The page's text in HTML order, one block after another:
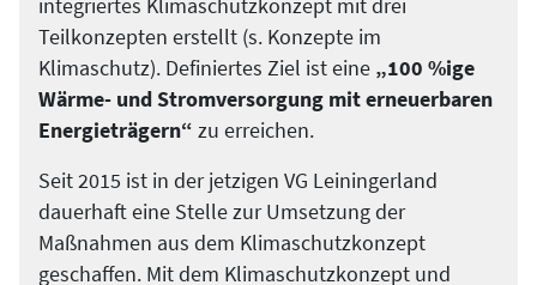
integriertes Klimaschutzkonzept mit drei
Teilkonzepten erstellt (s. Konzepte im
Klimaschutz). Definiertes Ziel ist eine „100 %ige
Wärme- und Stromversorgung mit erneuerbaren
Energieträgern“ zu erreichen.
Seit 2015 ist in der jetzigen VG Leiningerland
dauerhaft eine Stelle zur Umsetzung der
Maßnahmen aus dem Klimaschutzkonzept
geschaffen. Mit dem Klimaschutzkonzept und